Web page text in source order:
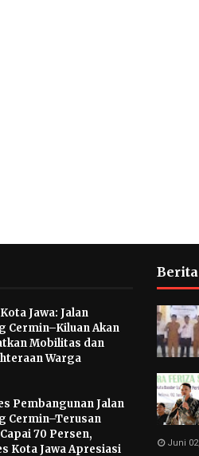
Jawa: Jalan
Cermin–Kiluan Akan
Mobilitas dan
Warga
Pembangunan Jalan
Cermin–Terusan
70 Persen,
Kota Jawa Apresiasi
Juni